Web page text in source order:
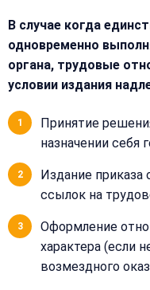
В случае когда
одновременно
органа, трудовые
условии издания
Принятие
назначении себя
Издание приказа
ссылок на
Оформление
характера (если
возмездного
Написать
нам
Email:
Сообщение:
Оставьте
и
телефон
перезвоним
рассчитаем
стоимость